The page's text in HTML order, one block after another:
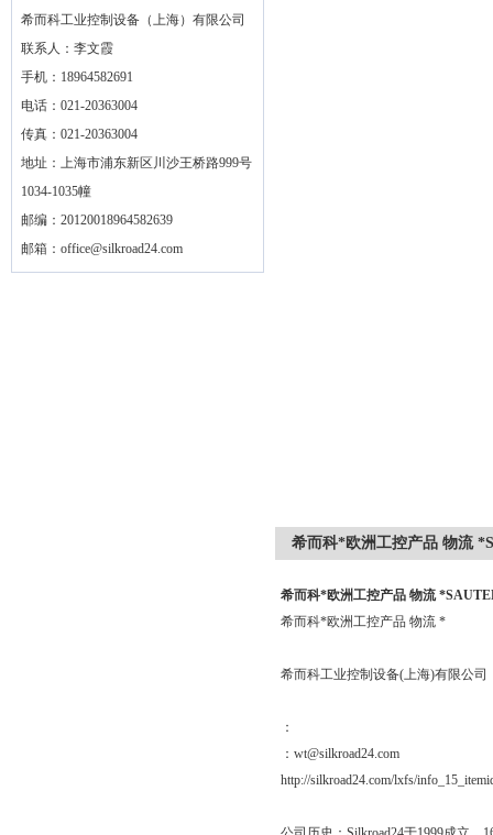
希而科工业控制设备（上海）有限公司
联系人：李文霞
手机：18964582691
电话：021-20363004
传真：021-20363004
地址：上海市浦东新区川沙王桥路999号
1034-1035幢
邮编：20120018964582639
邮箱： office@silkroad24.com
希而科*欧洲工控产品 物流
希而科*欧洲工控产品 物流
希而科*欧洲工控产品 物流 *
希而科工业控制设备(上海)有限公司
：
：wt@silkroad24.com
http://silkroad24.com/lxfs/